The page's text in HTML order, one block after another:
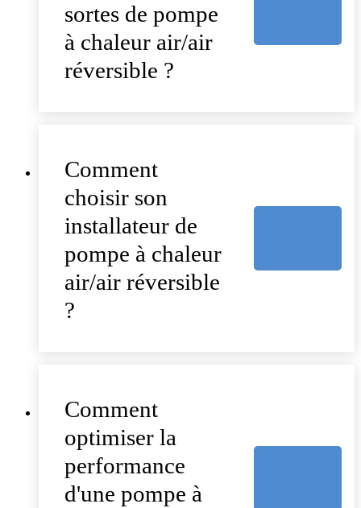
sortes de pompe
à chaleur air/air
réversible ?
Comment
choisir son
installateur de
pompe à chaleur
air/air réversible
?
Comment
optimiser la
performance
d'une pompe à